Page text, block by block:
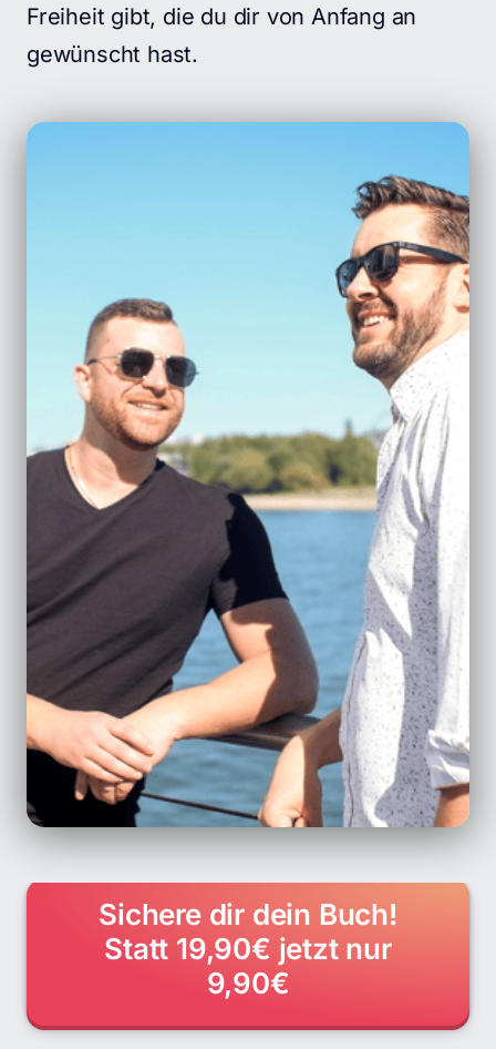
Freiheit gibt, die du dir von Anfang an
gewünscht hast.
Sichere dir dein Buch!
Statt 19,90€ jetzt nur
9,90€